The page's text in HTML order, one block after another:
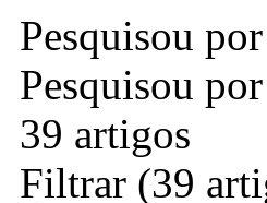
Pesquisou
Pesquisou
39 artigos
Filtrar (39